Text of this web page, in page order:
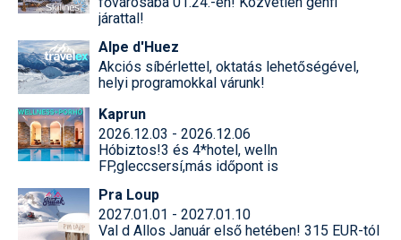
járattal!
Alpe d'Huez
Akciós síbérlettel, oktatás lehetőségével,
helyi programokkal várunk!
Kaprun
2026.12.03 - 2026.12.06
Hóbiztos!3 és 4*hotel, welln
FP,gleccsersí,más időpont is
Pra Loup
2027.01.01 - 2027.01.10
Val d Allos Január első hetében! 315 EUR-tól